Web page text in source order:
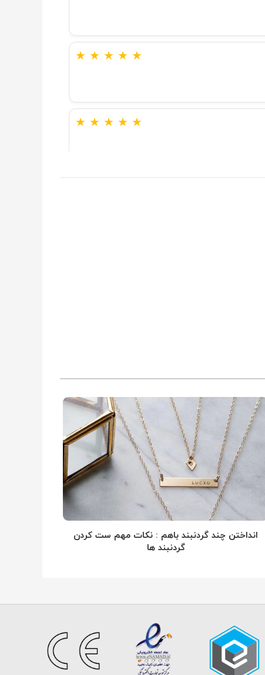
★ ★ ★ ★ ★
★ ★ ★ ★ ★
★ ★ ★ ★ ★
انداختن چند گردنبند باهم : نکات مهم ست کردن
گردنبند ها